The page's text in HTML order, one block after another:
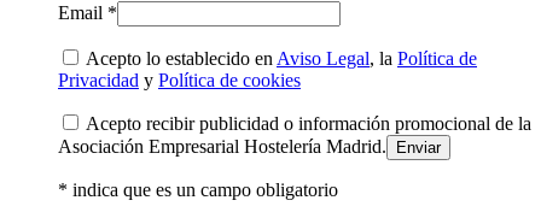
Email *
Acepto lo establecido en Aviso Legal, la Política de
Privacidad y Política de cookies
Acepto recibir publicidad o información promocional de la
Asociación Empresarial Hostelería Madrid.
* indica que es un campo obligatorio